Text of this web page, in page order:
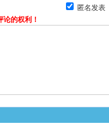
匿名发表
的权利！